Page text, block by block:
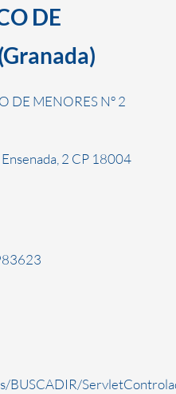
DE
DE MENORES Nº 2
2 CP 18004
BUSCADIR/